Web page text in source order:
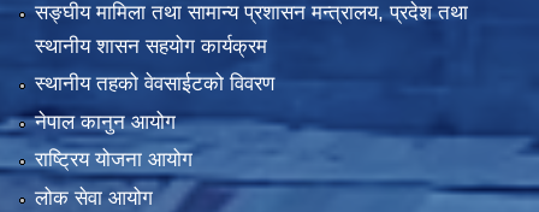
सङ्घीय मामिला तथा सामान्य प्रशासन मन्त्रालय, प्रदेश तथा
स्थानीय शासन सहयोग कार्यक्रम
स्थानीय तहको वेवसाईटको विवरण
नेपाल कानुन आयोग
राष्ट्रिय योजना आयोग
लोक सेवा आयोग